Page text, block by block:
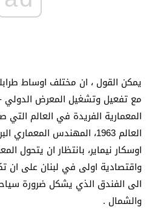
يمكن القول ، ان مختلف اوساط
مع تفعيل وتشغيل المعرض الدولي
المعمارية الفريدة في العالم
العالم 1963، المهندس
اوسكار نيماير، بانتظار ان يتحول
واقتصادية اولى في لبنان على ان
الى الفندق الذي يشكل ضرورة
والشمال .